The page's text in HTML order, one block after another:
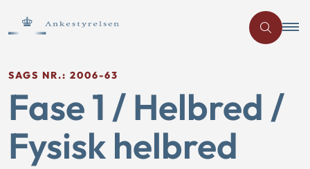
SAGS NR.: 2006-63
Fase 1 / Helbred /
Fysisk helbred